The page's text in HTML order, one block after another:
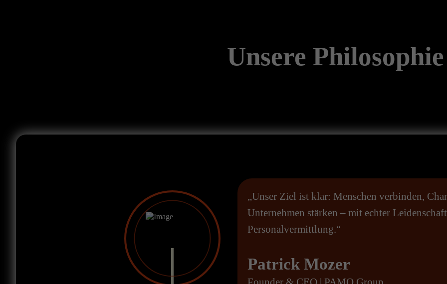
Unsere Philosophie
„Unser Ziel ist klar: Menschen verbinden,
Unternehmen stärken – mit echter
Personalvermittlung.“
Patrick Mozer